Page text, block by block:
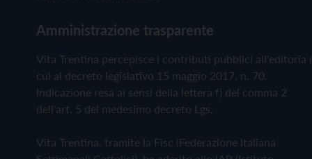
Amministrazione trasparente
Vita Trentina percepisce i contributi pubblici all'editoria
cui al decreto legislativo 15 maggio 2017, n. 70.
Indicazione resa ai sensi della lettera f) del comma 2
dell'art. 5 del medesimo decreto Lgs.
Vita Trentina, tramite la Fisc (Federazione Italiana